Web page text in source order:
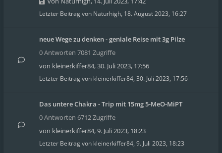
Letzter Beitrag von Naturhigh, 18. August 2023, 16:27
neue Wege zu denken - geniale Reise mit 3g Pilze
0 Antworten 7081 Zugriffe
von kleinerkiffer84,30. Juli 2023, 17:56
Letzter Beitrag von kleinerkiffer84, 30. Juli 2023, 17:56
Das untere Chakra - Trip mit 15mg 5-MeO-MiPT
0 Antworten 6712 Zugriffe
von kleinerkiffer84,9. Juli 2023, 18:23
Letzter Beitrag von kleinerkiffer84, 9. Juli 2023, 18:23